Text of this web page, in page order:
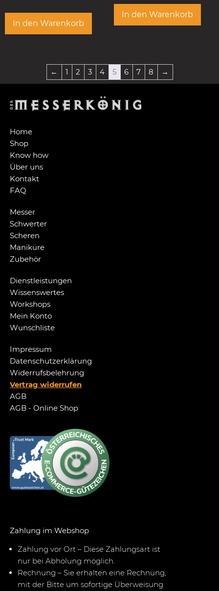
In den Warenkorb
In den Warenkorb
← 1 2 3 4 5 6 7 8 →
Home
Shop
Know how
Über uns
Kontakt
FAQ
Messer
Schwerter
Scheren
Maniküre
Zubehör
Dienstleistungen
Wissenswertes
Workshops
Mein Konto
Wunschliste
Impressum
Datenschutzerklärung
Widerrufsbelehrung
Vertrag widerrufen
AGB
AGB - Online Shop
Zahlung im Webshop
Zahlung vor Ort – Diese Zahlungsart ist
nur bei Abholung möglich.
Rechnung – Sie erhalten eine Rechnung,
mit der Bitte um sofortige Überweisung